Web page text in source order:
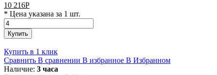
10 216Р
* Цена указана за 1 шт.
Купить
Купить в 1 клик
Сравнить В сравнении В избранное В Избранном
Наличие: 3 часа